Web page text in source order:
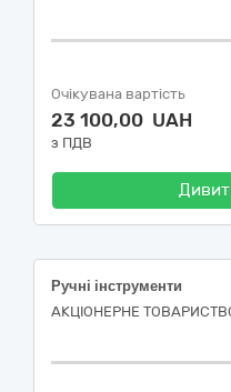
Очікувана вартість
23 100,00 UAH
з ПДВ
Ручні інструменти
АКЦІОНЕРНЕ